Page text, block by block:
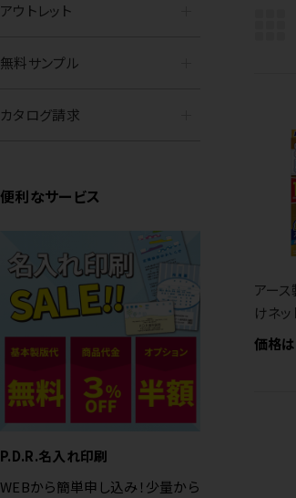
アウトレット
無料サンプル
カタログ請求
便利なサービス
P.D.R.名入れ印刷
WEBから簡単申し込み！少量から
アー
けネ
価格